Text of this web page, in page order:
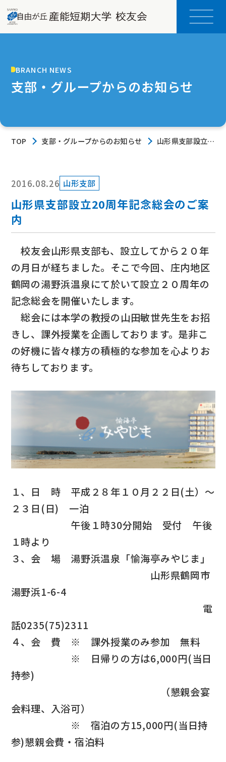
BRANCH NEWS
支部・グループからのお知らせ
TOP 支部・グループからのお知らせ
山形県支部設立
2016.08.26 山形支部
山形県支部設立20周年記念総会のご案
内
校友会山形県支部も、設立してから２０年
の月日が経ちました。そこで今回、庄内地区
鶴岡の湯野浜温泉にて於いて設立２０周年の
記念総会を開催いたします。
総会には本学の教授の山田敏世先生をお招
きし、課外授業を企画しております。是非こ
の好機に皆々様方の積極的な参加を心よりお
待ちしております。
１、日 時 平成２８年１０月２２日(土）～
２３日(日) 一泊
午後１時30分開始 受付 午後
１時より
３、会 場 湯野浜温泉「愉海亭みやじま」
山形県鶴岡市
湯野浜1-6-4
電
話0235(75)2311
４、会 費 ※ 課外授業のみ参加 無料
※ 日帰りの方は6,000円(当日
持参)
（懇親会宴
会料理、入浴可）
※ 宿泊の方15,000円(当日持
参)懇親会費・宿泊料